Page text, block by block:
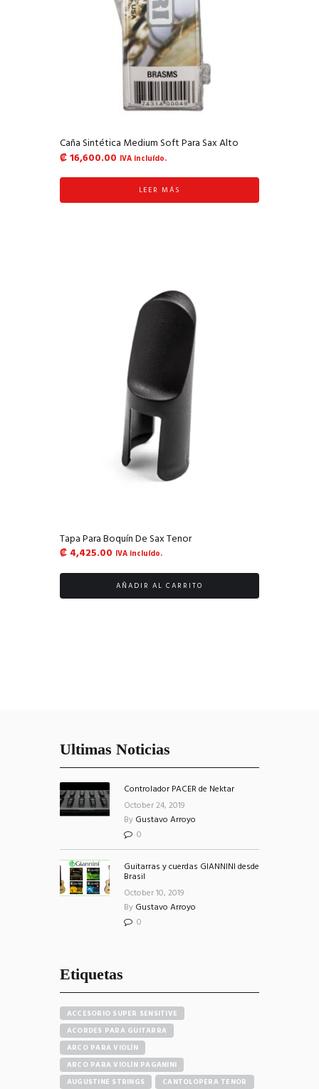
Caña Sintética Medium Soft Para Sax Alto
₡16,600.00 IVA incluído.
LEER MÁS
Tapa Para Boquín De Sax Tenor
₡ 4,425.00 IVA incluído.
AÑADIR AL CARRITO
Ultimas Noticias
Controlador PACER de Nektar
October 24, 2019
By Gustavo Arroyo
0
Guitarras y cuerdas GIANNINI desde
Brasil
October 10, 2019
By Gustavo Arroyo
0
Etiquetas
ACCESORIO SUPER SENSITIVE
ACORDES PARA GUITARRA
ARCO PARA VIOLÍN
ARCO PARA VIOLÍN PAGANINI
AUGUSTINE STRINGS
CANTOLOPERA TENOR